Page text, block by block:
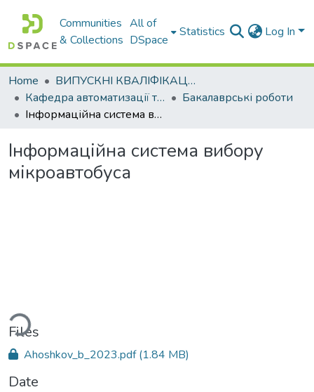
Communities
& Collections
All of
DSpace
Statistics Log In
Home
ВИПУСКНІ КВАЛІФІКАЦІЙНІ РОБОТИ
Кафедра автоматизації та комп’ютерно-інтегрованих технологій
Бакалаврські роботи
Інформаційна система вибору мікроавтобуса
Інформаційна система вибору
мікроавтобуса
Files
Ahoshkov_b_2023.pdf(1.84 MB)
Date